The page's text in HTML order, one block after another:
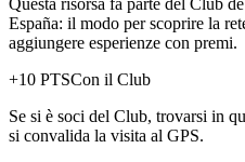
Questa risorsa fa parte del Club
España: il modo per scoprire la
aggiungere esperienze con premi.
+10 PTSCon il Club
Se si è soci del Club, trovarsi in
si convalida la visita al GPS.